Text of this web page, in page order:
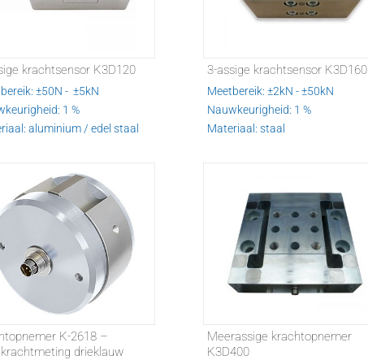
krachtsensor K3D120
±50N - ±5kN
1 %
aluminium / edel staal
3-assige krachtsensor K3D160
Meetbereik: ±2kN - ±50kN
Nauwkeurigheid: 1 %
Materiaal: staal
K-2618 –
drieklauw
Meerassige krachtopnemer
K3D400